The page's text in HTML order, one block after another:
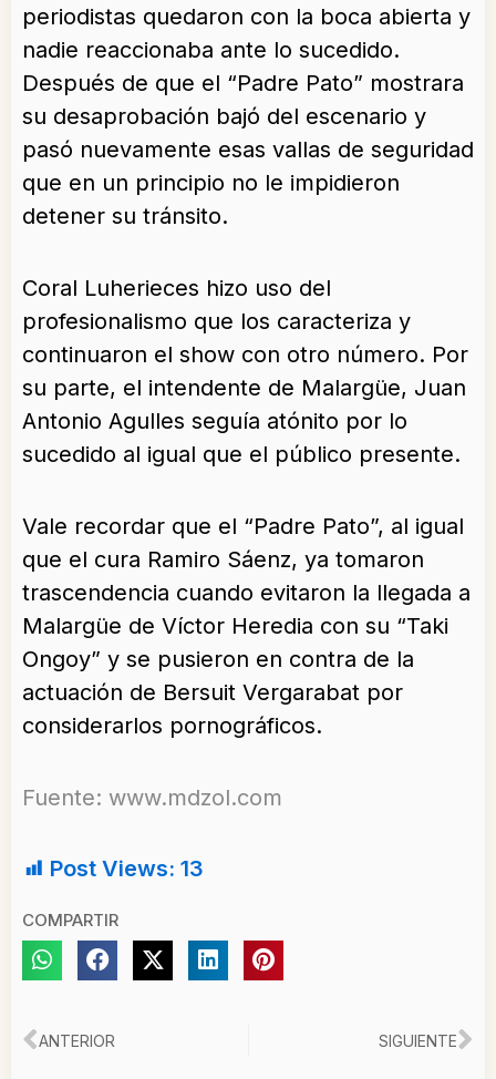
periodistas quedaron con la boca abierta y
nadie reaccionaba ante lo sucedido.
Después de que el “Padre Pato” mostrara
su desaprobación bajó del escenario y
pasó nuevamente esas vallas de seguridad
que en un principio no le impidieron
detener su tránsito.
Coral Luherieces hizo uso del
profesionalismo que los caracteriza y
continuaron el show con otro número. Por
su parte, el intendente de Malargüe, Juan
Antonio Agulles seguía atónito por lo
sucedido al igual que el público presente.
Vale recordar que el “Padre Pato”, al igual
que el cura Ramiro Sáenz, ya tomaron
trascendencia cuando evitaron la llegada a
Malargüe de Víctor Heredia con su “Taki
Ongoy” y se pusieron en contra de la
actuación de Bersuit Vergarabat por
considerarlos pornográficos.
Fuente: www.mdzol.com
Post Views: 13
COMPARTIR
Ant
ANTERIOR SIGUIENTE